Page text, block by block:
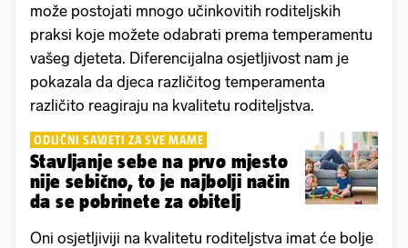
može postojati mnogo učinkovitih roditeljskih
praksi koje možete odabrati prema temperamentu
vašeg djeteta. Diferencijalna osjetljivost nam je
pokazala da djeca različitog temperamenta
različito reagiraju na kvalitetu roditeljstva.
ODLIČNI SAVJETI ZA SVE MAME
Stavljanje sebe na prvo mjesto
nije sebično, to je najbolji način
da se pobrinete za obitelj
Oni osjetljiviji na kvalitetu roditeljstva imat će bolje